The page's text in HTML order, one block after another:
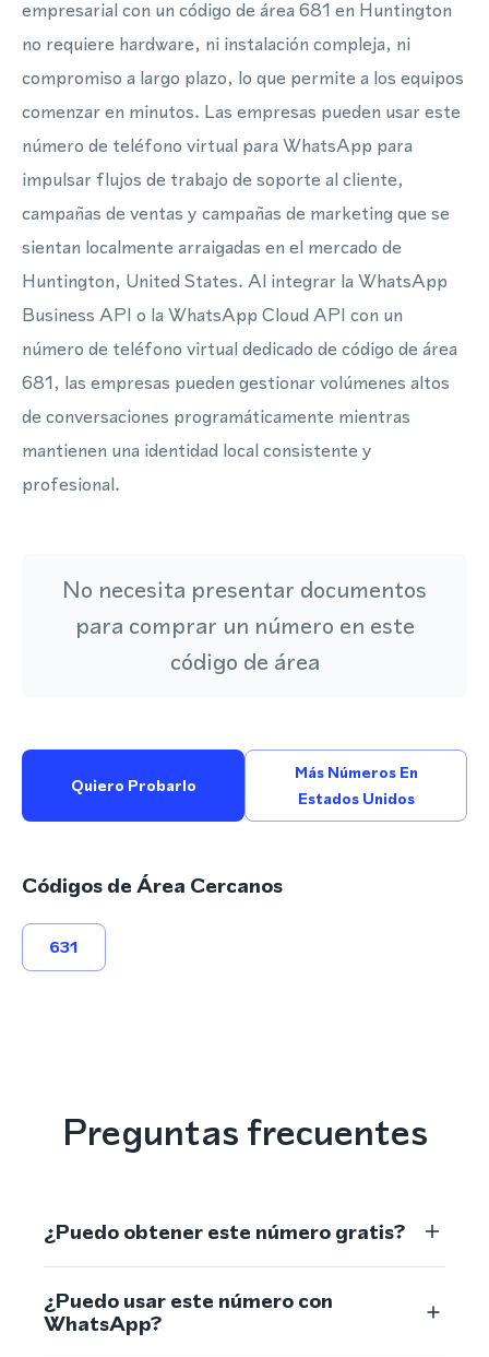
empresarial con un código de área 681 en Huntington
no requiere hardware, ni instalación compleja, ni
compromiso a largo plazo, lo que permite a los equipos
comenzar en minutos. Las empresas pueden usar este
número de teléfono virtual para WhatsApp para
impulsar flujos de trabajo de soporte al cliente,
campañas de ventas y campañas de marketing que se
sientan localmente arraigadas en el mercado de
Huntington, United States. Al integrar la WhatsApp
Business API o la WhatsApp Cloud API con un
número de teléfono virtual dedicado de código de área
681, las empresas pueden gestionar volúmenes altos
de conversaciones programáticamente mientras
mantienen una identidad local consistente y
profesional.
No necesita presentar documentos
para comprar un número en este
código de área
Quiero Probarlo
Más Números En
Estados Unidos
Códigos de Área Cercanos
631
Preguntas frecuentes
¿Puedo obtener este número gratis?
¿Puedo usar este número con
WhatsApp?